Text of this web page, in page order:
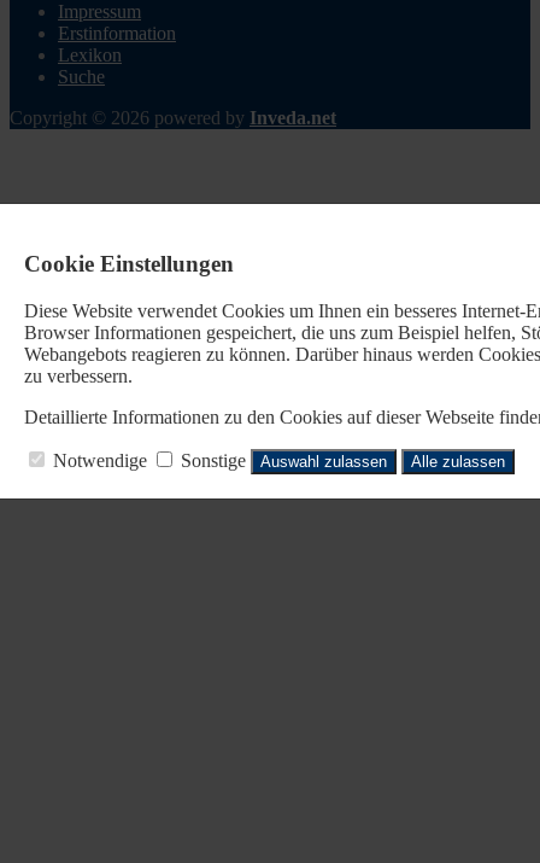
Impressum
Erstinformation
Lexikon
Suche
Copyright © 2026 powered by Inveda.net
Cookie Einstellungen
Diese Website verwendet Cookies um Ihnen ein besseres
Browser Informationen gespeichert, die uns zum Beispiel helfen,
Webangebots reagieren zu können. Darüber hinaus werden
zu verbessern.
Detaillierte Informationen zu den Cookies auf dieser Webseite
Notwendige Sonstige Auswahl zulassen Alle zulassen